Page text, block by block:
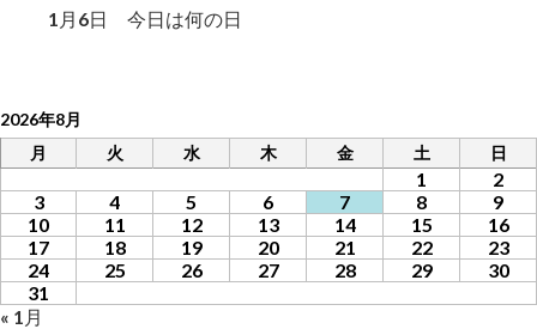
1月6日 今日は何の日
2026年8月
月
火 水 木 金 土 日
1
2
3
4 5 6 7 8
9
10
11 12 13 14 15
16
17
18 19 20 21 22
23
24
25 26 27 28 29
30
31
« 1月